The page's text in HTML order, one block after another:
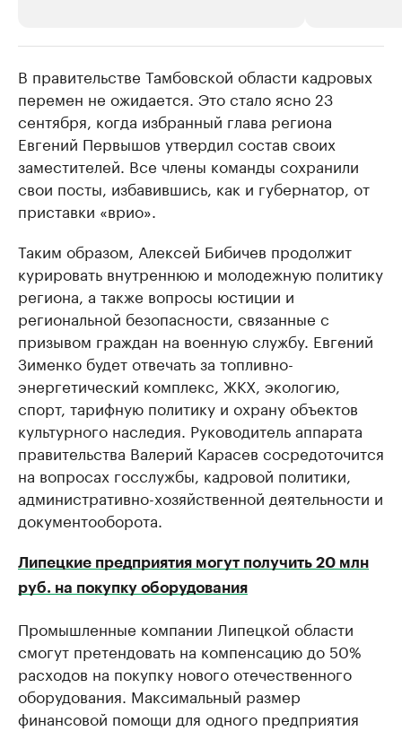
Делитесь новостями бизнеса на РБК
Управляйте страницей компании и развивайте личные
бренды спикеров бизнеса
Крупнейшие
продавцы
Ознакомьтесь с
В правительстве Тамбовской области кадровых
перемен не ожидается. Это стало ясно 23
сентября, когда избранный глава региона
Евгений Первышов утвердил состав своих
заместителей. Все члены команды сохранили
свои посты, избавившись, как и губернатор, от
приставки «врио».
Таким образом, Алексей Бибичев продолжит
курировать внутреннюю и молодежную политику
региона, а также вопросы юстиции и
региональной безопасности, связанные с
призывом граждан на военную службу. Евгений
Зименко будет отвечать за топливно-
энергетический комплекс, ЖКХ, экологию,
спорт, тарифную политику и охрану объектов
культурного наследия. Руководитель аппарата
правительства Валерий Карасев сосредоточится
на вопросах госслужбы, кадровой политики,
административно-хозяйственной деятельности и
документооборота.
Липецкие предприятия могут получить 20 млн
руб. на покупку оборудования
Промышленные компании Липецкой области
смогут претендовать на компенсацию до 50%
расходов на покупку нового отечественного
оборудования. Максимальный размер
финансовой помощи для одного предприятия